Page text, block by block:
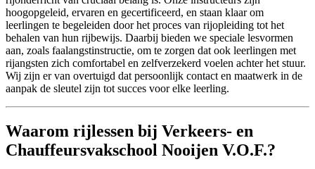
hoogopgeleid, ervaren en gecertificeerd, en staan klaar om
leerlingen te begeleiden door het proces van rijopleiding tot het
behalen van hun rijbewijs. Daarbij bieden we speciale lesvormen
aan, zoals faalangstinstructie, om te zorgen dat ook leerlingen met
rijangsten zich comfortabel en zelfverzekerd voelen achter het stuur.
Wij zijn er van overtuigd dat persoonlijk contact en maatwerk in de
aanpak de sleutel zijn tot succes voor elke leerling.
Waarom rijlessen bij Verkeers- en
Chauffeursvakschool Nooijen V.O.F.?